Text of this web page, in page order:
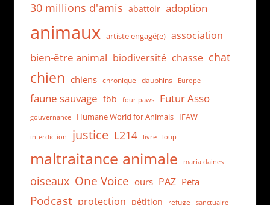
30 millions d'amis abattoir adoption
animaux artiste engagé(e) association
bien-être animal biodiversité chasse chat
chien chiens chronique dauphins Europe
faune sauvage fbb four paws Futur Asso
gouvernance Humane World for Animals IFAW
interdiction justice L214 livre loup
maltraitance animale maria daines
oiseaux One Voice ours PAZ Peta
Podcast protection pétition refuge sanctuaire